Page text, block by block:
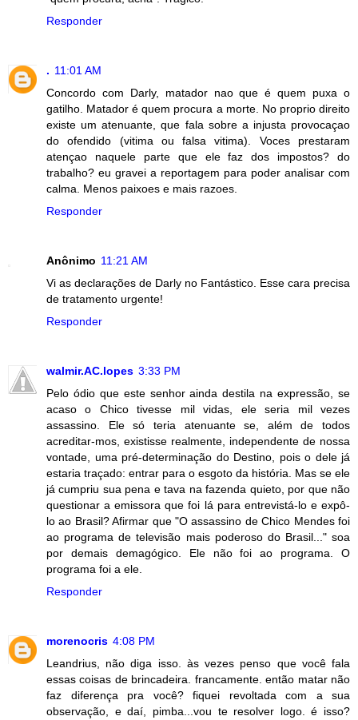
Responder
. 11:01 AM
Concordo com Darly, matador nao que é quem puxa o
gatilho. Matador é quem procura a morte. No proprio direito
existe um atenuante, que fala sobre a injusta provocaçao
do ofendido (vitima ou falsa vitima). Voces prestaram
atençao naquele parte que ele faz dos impostos? do
trabalho? eu gravei a reportagem para poder analisar com
calma. Menos paixoes e mais razoes.
Responder
Anônimo 11:21 AM
Vi as declarações de Darly no Fantástico. Esse cara precisa
de tratamento urgente!
Responder
walmir.AC.lopes 3:33 PM
Pelo ódio que este senhor ainda destila na expressão, se
acaso o Chico tivesse mil vidas, ele seria mil vezes
assassino. Ele só teria atenuante se, além de todos
acreditar-mos, existisse realmente, independente de nossa
vontade, uma pré-determinação do Destino, pois o dele já
estaria traçado: entrar para o esgoto da história. Mas se ele
já cumpriu sua pena e tava na fazenda quieto, por que não
questionar a emissora que foi lá para entrevistá-lo e expô-
lo ao Brasil? Afirmar que "O assassino de Chico Mendes foi
ao programa de televisão mais poderoso do Brasil..." soa
por demais demagógico. Ele não foi ao programa. O
programa foi a ele.
Responder
morenocris 4:08 PM
Leandrius, não diga isso. às vezes penso que você fala
essas coisas de brincadeira. francamente. então matar não
faz diferença pra você? fiquei revoltada com a sua
observação, e daí, pimba...vou te resolver logo. é isso?